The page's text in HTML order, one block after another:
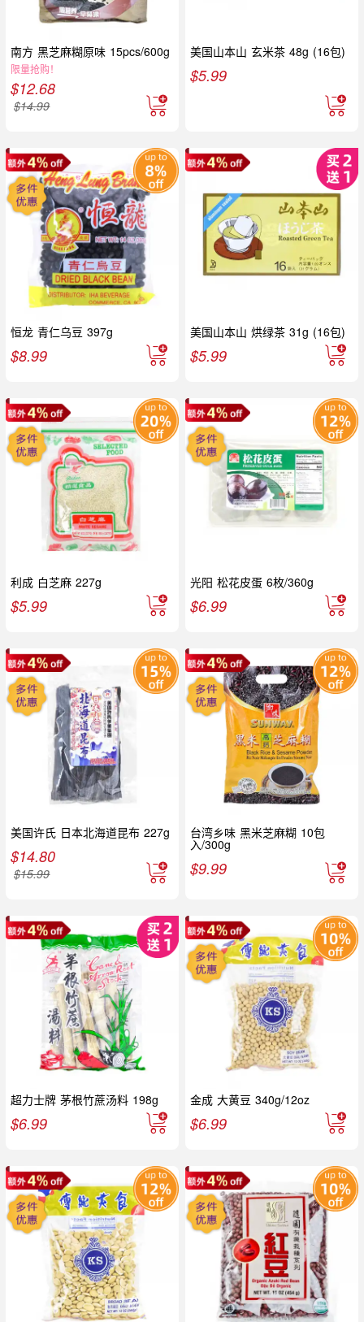
南方 黑芝麻糊原味 15pcs/600g
限量抢购！
$12.68
$14.99
美国山本山 玄米茶 48g (16包)
$5.99
恒龙 青仁乌豆 397g
$8.99
美国山本山 烘绿茶 31g (16包)
$5.99
利成 白芝麻 227g
$5.99
光阳 松花皮蛋 6枚/360g
$6.99
美国许氏 日本北海道昆布 227g
$14.80
$15.99
台湾乡味 黑米芝麻糊 10包
入/300g
$9.99
超力士牌 茅根竹蔗汤料 198g
$6.99
金成 大黄豆 340g/12oz
$6.99